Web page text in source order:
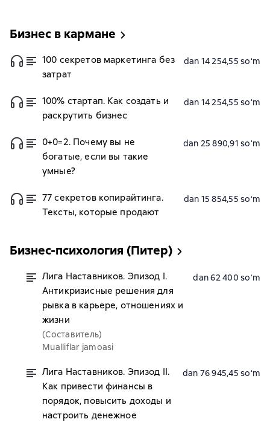
Бизнес в кармане
100 секретов маркетинга без
затрат
dan 14 254,55 soʻm
100% стартап. Как создать и
раскрутить бизнес
dan 14 254,55 soʻm
0+0=2. Почему вы не
богатые, если вы такие
умные?
dan 25 890,91 soʻm
77 секретов копирайтинга.
Тексты, которые продают
dan 15 854,55 soʻm
Бизнес-психология (Питер)
Лига Наставников. Эпизод I.
Антикризисные решения для
рывка в карьере, отношениях и
жизни
(Составитель)
Mualliflar jamoasi
dan 62 400 soʻm
Лига Наставников. Эпизод II.
Как привести финансы в
порядок, повысить доходы и
настроить денежное
dan 76 945,45 soʻm